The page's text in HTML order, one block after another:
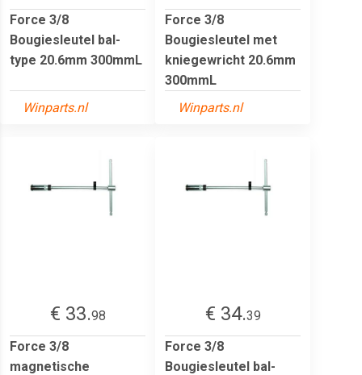
Force 3/8
Bougiesleutel bal-
type 20.6mm 300mmL
Winparts.nl
Force 3/8
Bougiesleutel met
kniegewricht 20.6mm
300mmL
Winparts.nl
€ 33.98
Force 3/8
magnetische
€ 34.39
Force 3/8
Bougiesleutel bal-